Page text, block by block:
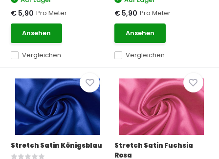
Vergleichen
€ 5,90 Pro Meter
Ansehen
Vergleichen
€ 5,90 Pro Meter
Ansehen
Stretch Satin Königsblau
Stretch Satin Fuchsia
Rosa